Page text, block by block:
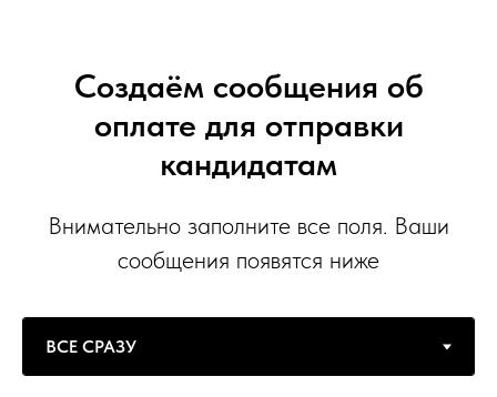
Создаём сообщения об
оплате для отправки
кандидатам
Внимательно заполните все поля. Ваши
сообщения появятся ниже